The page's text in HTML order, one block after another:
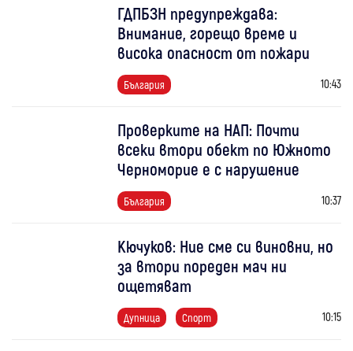
ГДПБЗН предупреждава:
Внимание, горещо време и
висока опасност от пожари
България 10:43
Проверките на НАП: Почти
всеки втори обект по Южното
Черноморие е с нарушение
България 10:37
Кючуков: Ние сме си виновни, но
за втори пореден мач ни
ощетяват
Дупница Спорт 10:15